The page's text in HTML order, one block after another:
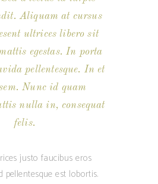
Aliquam at cursus
ultrices libero sit
egestas. In porta
pellentesque. In et
Nunc id quam
nulla in, consequat
felis.
justo faucibus eros
pellentesque est lobortis.